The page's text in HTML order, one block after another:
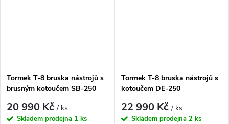
Tormek T-8 bruska nástrojů s
brusným kotoučem SB-250
20 990 Kč/ ks
Skladem prodejna 1 ks
Tormek T-8 bruska nástrojů s
kotoučem DE-250
22 990 Kč/ ks
Skladem prodejna 2 ks